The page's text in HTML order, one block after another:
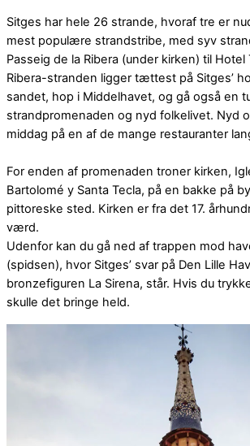
Sitges har hele 26 strande, hvoraf tre er
mest populære strandstribe, med syv
Passeig de la Ribera (under kirken) til Hotel
Ribera-stranden ligger tættest på Sitges’
sandet, hop i Middelhavet, og gå også en
strandpromenaden og nyd folkelivet. Nyd
middag på en af de mange restauranter
For enden af promenaden troner kirken,
Bartolomé y Santa Tecla, på en bakke på
pittoreske sted. Kirken er fra det 17.
værd.
Udenfor kan du gå ned af trappen mod
(spidsen), hvor Sitges’ svar på Den Lille
bronzefiguren La Sirena, står. Hvis du
skulle det bringe held.